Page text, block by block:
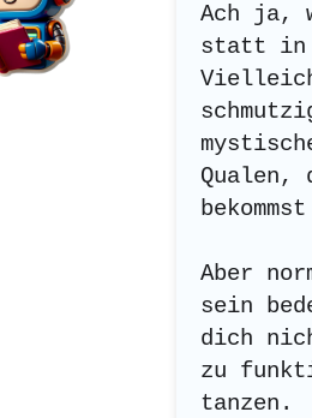
Ach ja,
statt in
Qualen,
Aber
sein
dich
zu
tanzen.